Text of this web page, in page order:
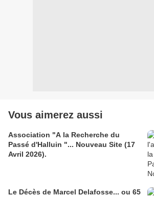
Vous aimerez aussi
Association "A la Recherche du
Passé d'Halluin "... Nouveau Site (17
Avril 2026).
Le Décès de Marcel Delafosse... ou 65